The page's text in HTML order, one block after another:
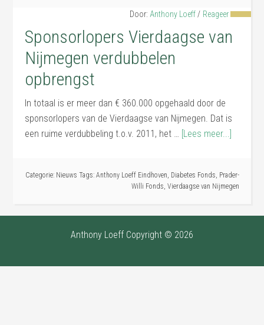
Door: Anthony Loeff Reageer
Sponsorlopers Vierdaagse van
Nijmegen verdubbelen
opbrengst
In totaal is er meer dan € 360.000 opgehaald door de
sponsorlopers van de Vierdaagse van Nijmegen. Dat is
een ruime verdubbeling t.o.v. 2011, het … [Lees meer...]
Categorie: Nieuws Tags: Anthony Loeff Eindhoven, Diabetes Fonds, Prader-
Willi Fonds, Vierdaagse van Nijmegen
Anthony Loeff Copyright © 2026